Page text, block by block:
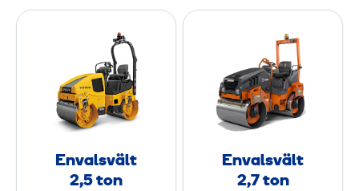
v
a
l
s
v
ä
Envalsvält
2,5 ton
v
a
l
s
v
ä
Envalsvält
2,7 ton